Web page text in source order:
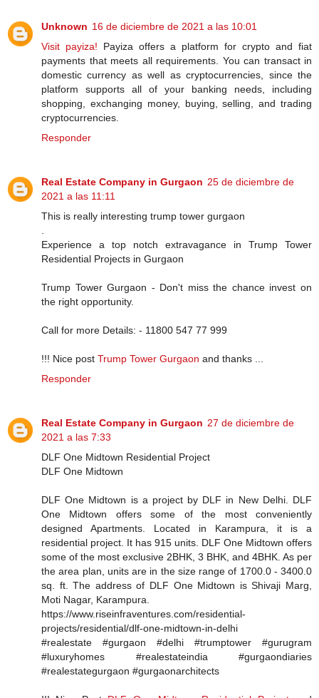
Unknown 16 de diciembre de 2021 a las 10:01
Visit payiza! Payiza offers a platform for crypto and fiat
payments that meets all requirements. You can transact in
domestic currency as well as cryptocurrencies, since the
platform supports all of your banking needs, including
shopping, exchanging money, buying, selling, and trading
cryptocurrencies.
Responder
Real Estate Company in Gurgaon 25 de diciembre de
2021 a las 11:11
This is really interesting trump tower gurgaon
Experience a top notch extravagance in Trump Tower
Residential Projects in Gurgaon
Trump Tower Gurgaon - Don't miss the chance invest on
the right opportunity.
Call for more Details: - 11800 547 77 999
!!! Nice post Trump Tower Gurgaon and thanks ...
Responder
Real Estate Company in Gurgaon 27 de diciembre de
2021 a las 7:33
DLF One Midtown Residential Project
DLF One Midtown
DLF One Midtown is a project by DLF in New Delhi. DLF
One Midtown offers some of the most conveniently
designed Apartments. Located in Karampura, it is a
residential project. It has 915 units. DLF One Midtown offers
some of the most exclusive 2BHK, 3 BHK, and 4BHK. As per
the area plan, units are in the size range of 1700.0 - 3400.0
sq. ft. The address of DLF One Midtown is Shivaji Marg,
Moti Nagar, Karampura.
https://www.riseinfraventures.com/residential-
projects/residential/dlf-one-midtown-in-delhi
#realestate #gurgaon #delhi #trumptower #gurugram
#luxuryhomes #realestateindia #gurgaondiaries
#realestategurgaon #gurgaonarchitects